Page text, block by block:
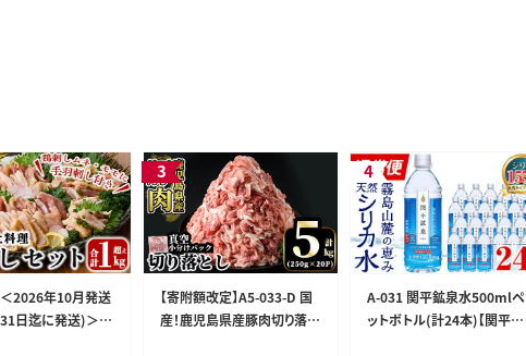
2026年10月発送
日迄に発送)＞国
【寄附額改定】A5-033-D 国
産！鹿児島県産豚肉切り落と
A-031 関平鉱泉水500mlペ
ットボトル(計24本)【関平鉱